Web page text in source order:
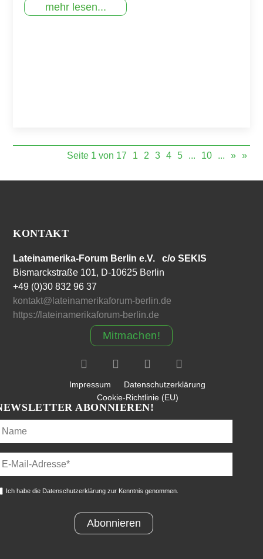
mehr lesen...
Seite 1 von 17 1 2 3 4 5 ... 10 ... » »
KONTAKT
Lateinamerika-Forum Berlin e.V. c/o SEKIS
Bismarckstraße 101, D-10625 Berlin
+49 (0)30 832 96 37
kontakt@lateinamerikaforum-berlin.de
https://lateinamerikaforum-berlin.de
Mitmachen!
Impressum
Datenschutzerklärung
Cookie-Richtlinie (EU)
ABONNIEREN!
Ich habe die Datenschutzerklärung zur Kenntnis genommen.